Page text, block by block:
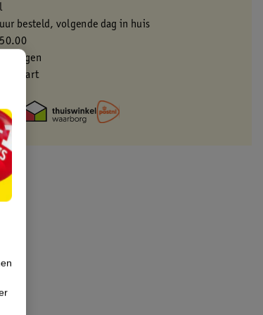
besteld, volgende dag in huis
dagen
kaart